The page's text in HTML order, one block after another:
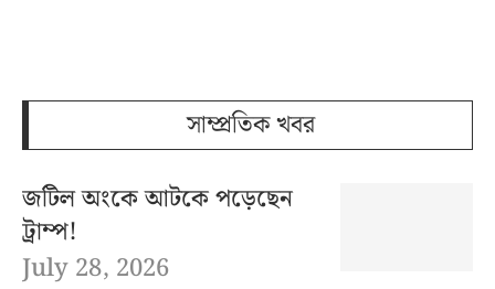
সাম্প্রতিক খবর
জটিল অংকে আটকে পড়েছেন
ট্রাম্প!
July 28, 2026